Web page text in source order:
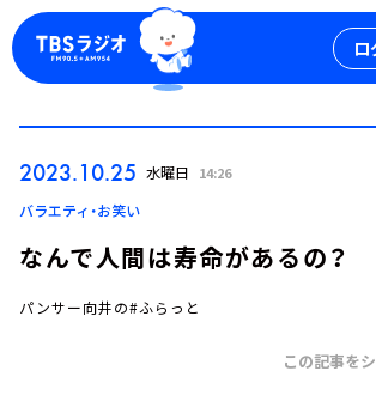
ロ
ログイン
2023.10.25 水曜日 14:26
バラエティ・お笑い
なんで人間は寿命があるの？
パンサー向井の#ふらっと
この記事を